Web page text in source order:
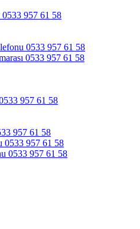
957 61 58
0533 957 61 58
0533 957 61 58
957 61 58
957 61 58
0533 957 61 58
0533 957 61 58